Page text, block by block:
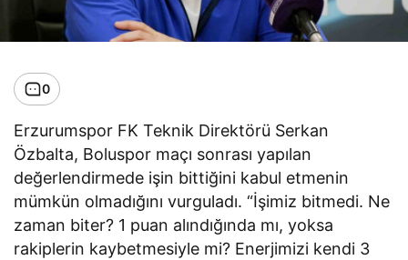
0
Erzurumspor FK Teknik Direktörü Serkan
Özbalta, Boluspor maçı sonrası yapılan
değerlendirmede işin bittiğini kabul etmenin
mümkün olmadığını vurguladı. “İşimiz bitmedi. Ne
zaman biter? 1 puan alındığında mı, yoksa
rakiplerin kaybetmesiyle mi? Enerjimizi kendi 3